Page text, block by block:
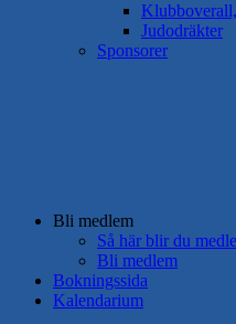
Judodräkter
Sponsorer
Bli medlem
Så här blir du
Bli medlem
Bokningssida
Kalendarium